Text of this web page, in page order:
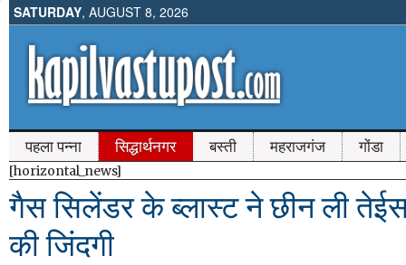
SATURDAY, AUGUST 8, 2026
पहला पन्ना सिद्धार्थनगर बस्ती महराजगंज गोंडा
[horizontal_news]
गैस सिलेंडर के ब्लास्ट ने छीन ली
की जिंदगी